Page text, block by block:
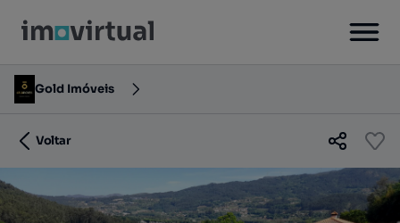
Gold Imóveis
Voltar